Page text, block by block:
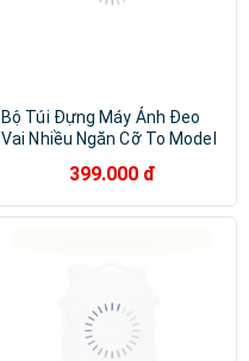
Bộ Túi Đựng Máy Ảnh Đeo
Vai Nhiều Ngăn Cỡ To Model
Liệu Oxford 600D Dày Dặn
Chịu Tải Tốt
399.000 đ